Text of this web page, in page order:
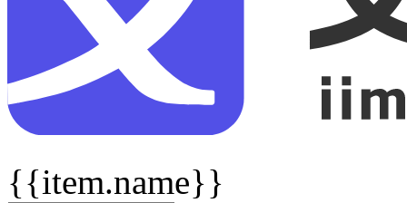
{{item.name}}